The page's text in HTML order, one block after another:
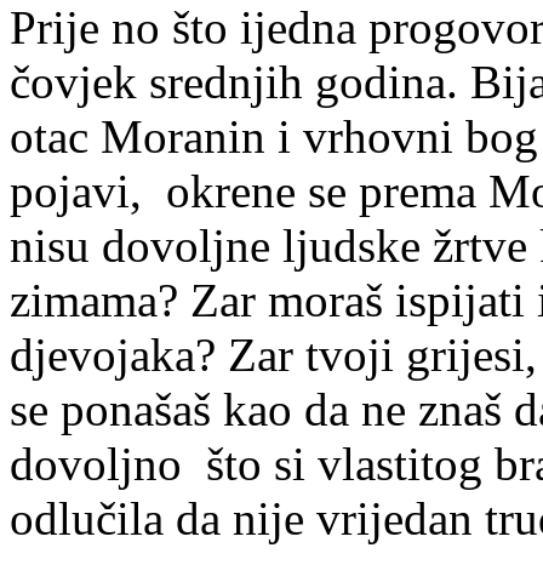
Prije no što ijedna
čovjek srednjih godina.
otac Moranin i vrhovni
pojavi, okrene se prema
nisu dovoljne ljudske
zimama? Zar moraš
djevojaka? Zar tvoji
se ponašaš kao da ne znaš
dovoljno što si vlastitog
odlučila da nije vrijedan